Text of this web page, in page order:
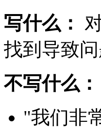
写什么：
找到导致
不写什么：
"我们非